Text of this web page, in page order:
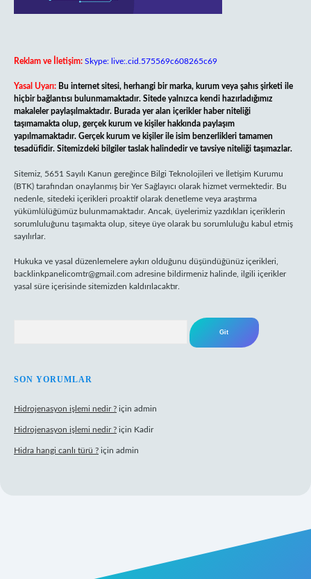
Reklam ve İletişim: Skype: live:.cid.575569c608265c69
Yasal Uyarı: Bu internet sitesi, herhangi bir marka, kurum veya şahıs şirketi ile
hiçbir bağlantısı bulunmamaktadır. Sitede yalnızca kendi hazırladığımız
makaleler paylaşılmaktadır. Burada yer alan içerikler haber niteliği
taşımamakta olup, gerçek kurum ve kişiler hakkında paylaşım
yapılmamaktadır. Gerçek kurum ve kişiler ile isim benzerlikleri tamamen
tesadüfidir. Sitemizdeki bilgiler taslak halindedir ve tavsiye niteliği taşımazlar.
Sitemiz, 5651 Sayılı Kanun gereğince Bilgi Teknolojileri ve İletişim Kurumu
(BTK) tarafından onaylanmış bir Yer Sağlayıcı olarak hizmet vermektedir. Bu
nedenle, sitedeki içerikleri proaktif olarak denetleme veya araştırma
yükümlülüğümüz bulunmamaktadır. Ancak, üyelerimiz yazdıkları içeriklerin
sorumluluğunu taşımakta olup, siteye üye olarak bu sorumluluğu kabul etmiş
sayılırlar.
Hukuka ve yasal düzenlemelere aykırı olduğunu düşündüğünüz içerikleri,
backlinkpanelicomtr@gmail.com adresine bildirmeniz halinde, ilgili içerikler
yasal süre içerisinde sitemizden kaldırılacaktır.
SON YORUMLAR
Hidrojenasyon işlemi nedir ? için admin
Hidrojenasyon işlemi nedir ? için Kadir
Hidra hangi canlı türü ? için admin